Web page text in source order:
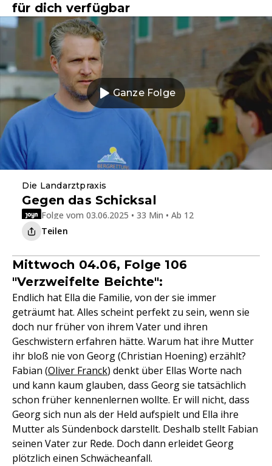
für dich verfügbar
Ganze Folge
Die Landarztpraxis
Gegen das Schicksal
Folge vom 03.06.2025 • 33 Min • Ab 12
Teilen
Mittwoch 04.06, Folge 106
"Verzweifelte Beichte":
Endlich hat Ella die Familie, von der sie immer
geträumt hat. Alles scheint perfekt zu sein, wenn sie
doch nur früher von ihrem Vater und ihren
Geschwistern erfahren hätte. Warum hat ihre Mutter
ihr bloß nie von Georg (Christian Hoening) erzählt?
Fabian (Oliver Franck) denkt über Ellas Worte nach
und kann kaum glauben, dass Georg sie tatsächlich
schon früher kennenlernen wollte. Er will nicht, dass
Georg sich nun als der Held aufspielt und Ella ihre
Mutter als Sündenbock darstellt. Deshalb stellt Fabian
seinen Vater zur Rede. Doch dann erleidet Georg
plötzlich einen Schwächeanfall.